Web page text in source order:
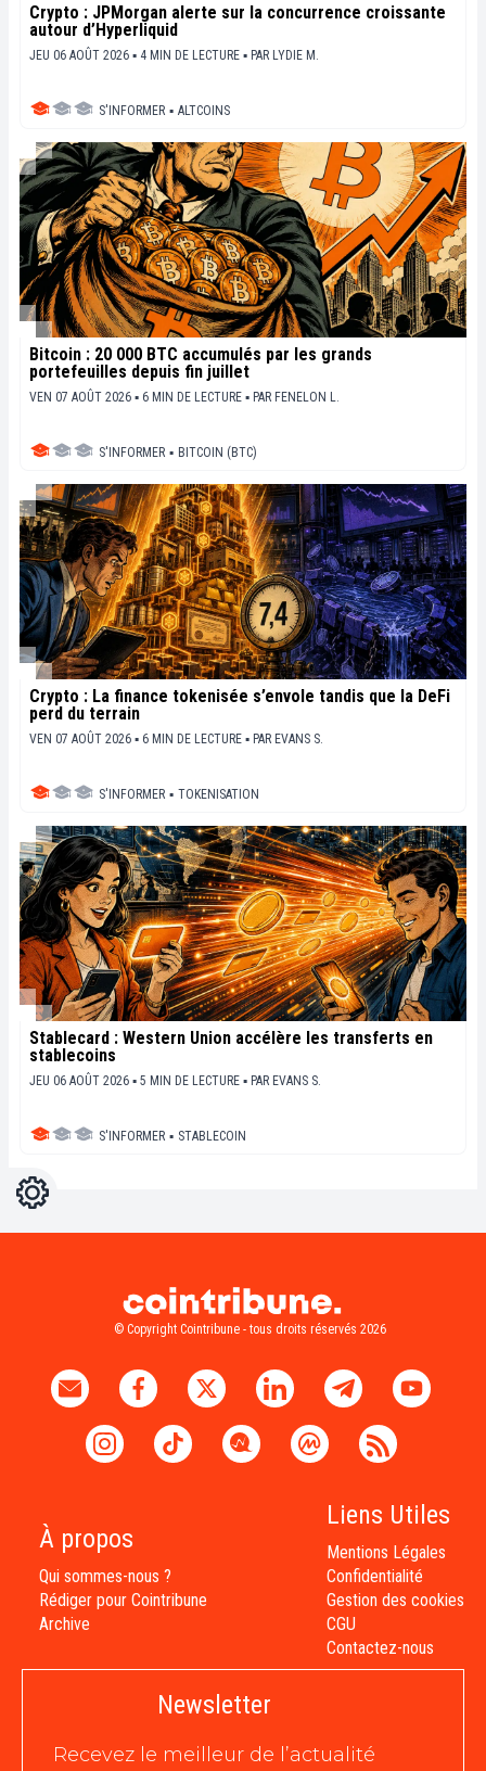
Crypto : JPMorgan alerte sur la concurrence croissante
autour d’Hyperliquid
JEU 06 AOÛT 2026 ▪ 4 MIN DE LECTURE ▪ PAR LYDIE M.
S'INFORMER ▪ ALTCOINS
Bitcoin : 20 000 BTC accumulés par les grands
portefeuilles depuis fin juillet
VEN 07 AOÛT 2026 ▪ 6 MIN DE LECTURE ▪ PAR FENELON L.
S'INFORMER ▪ BITCOIN (BTC)
Crypto : La finance tokenisée s’envole tandis que la DeFi
perd du terrain
VEN 07 AOÛT 2026 ▪ 6 MIN DE LECTURE ▪ PAR EVANS S.
S'INFORMER ▪ TOKENISATION
Stablecard : Western Union accélère les transferts en
stablecoins
JEU 06 AOÛT 2026 ▪ 5 MIN DE LECTURE ▪ PAR EVANS S.
S'INFORMER ▪ STABLECOIN
Réglages
© Copyright Cointribune - tous droits réservés 2026
À propos
Qui sommes-nous ?
Rédiger pour Cointribune
Archive
Liens Utiles
Mentions Légales
Confidentialité
Gestion des cookies
CGU
Contactez-nous
Newsletter
Recevez le meilleur de l’actualité